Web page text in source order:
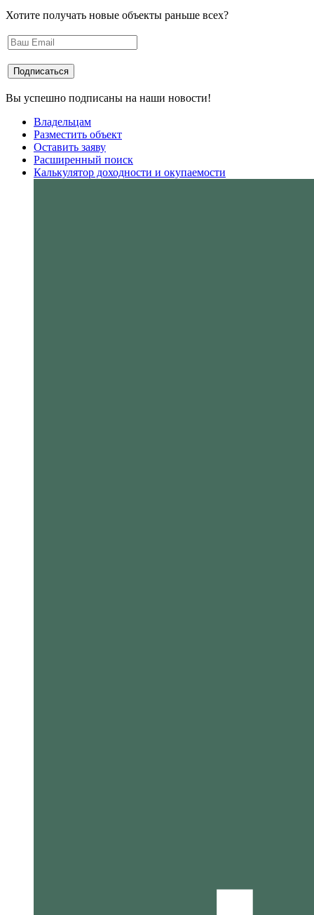
Хотите получать новые объекты раньше всех?
Вы успешно подписаны на наши новости!
Владельцам
Разместить объект
Оставить заяву
Расширенный поиск
Калькулятор доходности и окупаемости